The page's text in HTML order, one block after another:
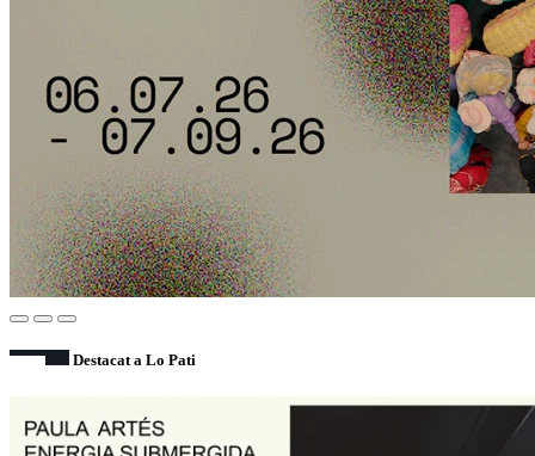
Destacat a Lo Pati